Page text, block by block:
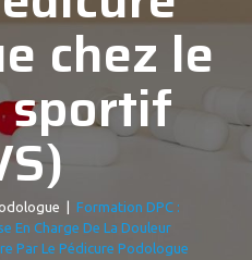
chez le
Formation DPC :
En Charge De La Douleur
Par Le Pédicure Podologue